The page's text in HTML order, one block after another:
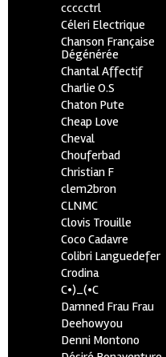
ccccctrl
Céleri Electrique
Chanson Française
Dégénérée
Chantal Affectif
Charlie O.S
Chaton Pute
Cheap Love
Cheval
Chouferbad
Christian F
clem2bron
CLNMC
Clovis Trouille
Coco Cadavre
Colibri Languedefer
Crodina
C•)_(•C
Damned Frau Frau
Deehowyou
Denni Montono